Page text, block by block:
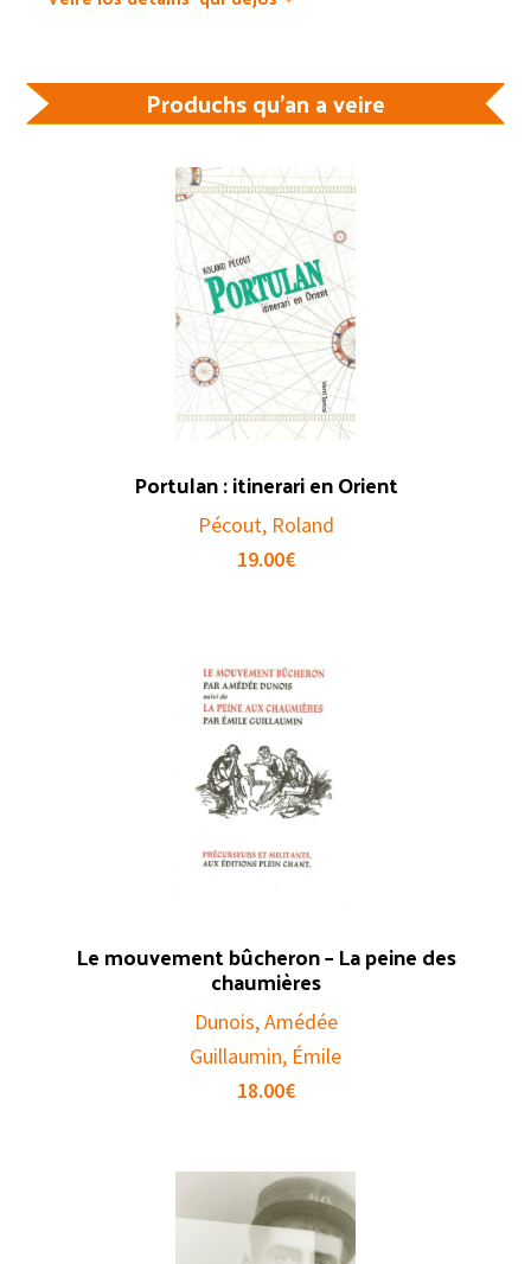
Produchs qu'an a veire
Portulan : itinerari en Orient
Pécout, Roland
19.00€
Le mouvement bûcheron – La peine des
chaumières
Dunois, Amédée
Guillaumin, Émile
18.00€